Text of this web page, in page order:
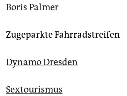
Boris Palmer
Zugeparkte Fahrradstreifen
Dynamo Dresden
Sextourismus